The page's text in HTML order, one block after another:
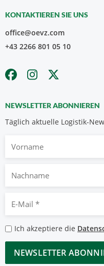
KONTAKTIEREN SIE UNS
office@oevz.com
+43 2266 801 05 10
NEWSLETTER ABONNIEREN
Täglich aktuelle Logistik-
Nachname
Mail
*
*
Ich akzeptiere die
CAPTCHA